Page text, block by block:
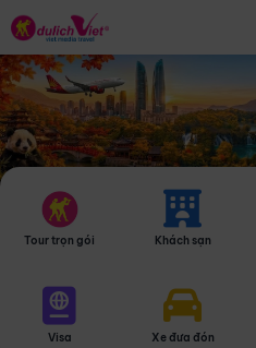
Tour trọn gói Khách sạn
Visa Xe đưa đón